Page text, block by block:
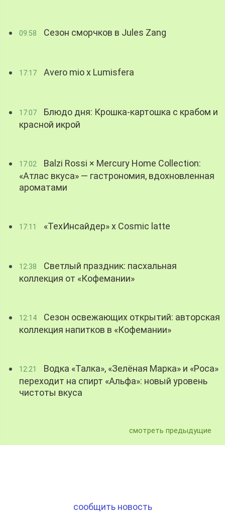
09:58 Сезон сморчков в Jules Zang
17:17 Avero mio x Lumisfera
17:07
Блюдо дня: Крошка-картошка с крабом и
красной икрой
17:02
Balzi Rossi × Mercury Home Collection:
«Атлас вкуса» — гастрономия, вдохновленная
ароматами
17:11 «ТехИнсайдер» х Cosmic latte
12:38
Светлый праздник: пасхальная
коллекция от «Кофемании»
12:14
Сезон освежающих открытий: авторская
коллекция напитков в «Кофемании»
12:21
Водка «Талка», «Зелёная Марка» и «Роса»
переходит на спирт «Альфа»: новый уровень
чистоты вкуса
смотреть предыдущие
сообщить новость